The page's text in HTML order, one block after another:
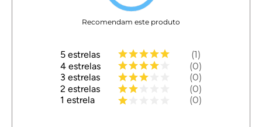
Recomendam este produto
5 estrelas
4 estrelas
3 estrelas
2 estrelas
1 estrela
1
0
0
0
0